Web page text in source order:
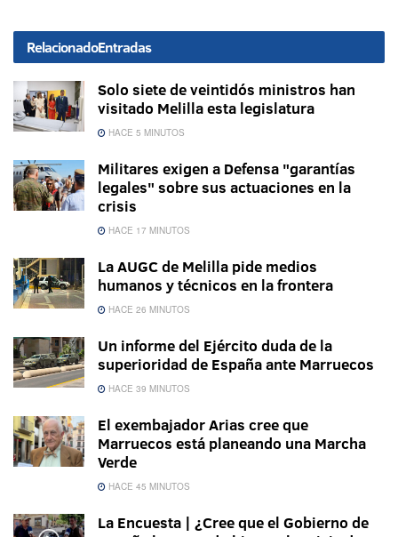
RelacionadoEntradas
Solo siete de veintidós ministros han
visitado Melilla esta legislatura
HACE 5 MINUTOS
Militares exigen a Defensa "garantías
legales" sobre sus actuaciones en la
crisis
HACE 17 MINUTOS
La AUGC de Melilla pide medios
humanos y técnicos en la frontera
HACE 26 MINUTOS
Un informe del Ejército duda de la
superioridad de España ante Marruecos
HACE 39 MINUTOS
El exembajador Arias cree que
Marruecos está planeando una Marcha
Verde
HACE 45 MINUTOS
La Encuesta | ¿Cree que el Gobierno de